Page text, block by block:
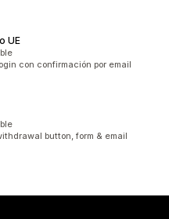
UE
con confirmación por email
button, form & email